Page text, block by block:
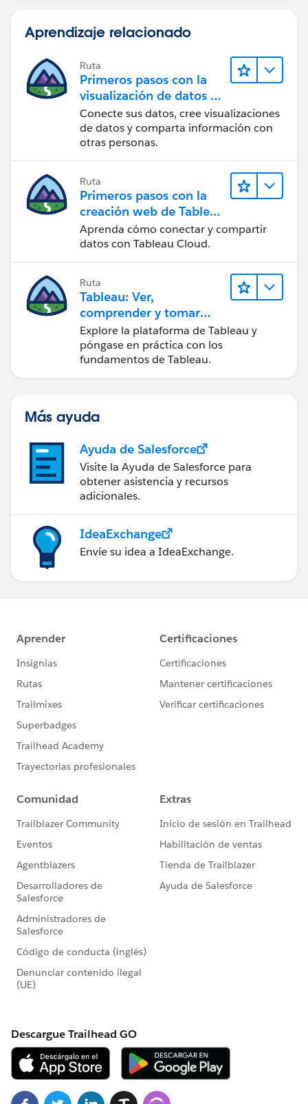
Tableau Visionary and Forums Ambassador
Aprendizaje relacionado
Ruta
Primeros pasos con la
visualización de datos en
Tableau Desktop
Conecte sus datos, cree visualizaciones
de datos y comparta información con
otras personas.
Ruta
Primeros pasos con la
creación web de Tableau
Cloud
Aprenda cómo conectar y compartir
datos con Tableau Cloud.
Ruta
Tableau: Ver,
comprender y tomar
medidas a partir de los
datos
Explore la plataforma de Tableau y
póngase en práctica con los
fundamentos de Tableau.
Más ayuda
Ayuda de Salesforce
Visite la Ayuda de Salesforce para
obtener asistencia y recursos
adicionales.
IdeaExchange
Envíe su idea a IdeaExchange.